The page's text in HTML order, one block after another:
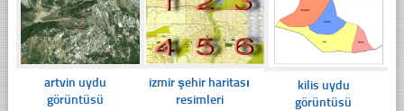
artvin uydu
görüntüsü
izmir şehir haritası
resimleri
kilis uydu
görüntüsü